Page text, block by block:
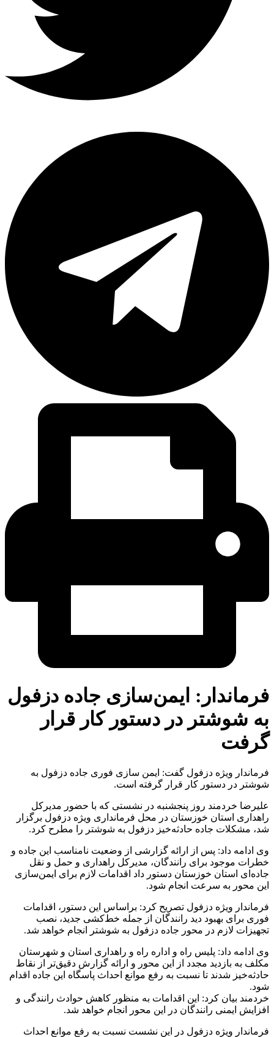
ایمن‌سازی جاده دزفول
شوشتر در دستور کار قرار
ویژه دزفول گفت: ایمن سازی فوری جاده دزفول به
در دستور کار قرار گرفته است.
خردمند روز پنجشنبه در نشستی که با حضور مدیرکل
استان خوزستان در محل فرمانداری ویژه دزفول برگزار
مشکلات جاده حادثه‌خیز دزفول به شوشتر را مطرح کرد.
ادامه داد: پس از ارائه گزارشی از وضعیت نامناسب این جاده و
موجود برای رانندگان، مدیرکل راهداری و حمل و نقل
استان خوزستان دستور داد اقدامات لازم برای ایمن‌سازی
محور به سرعت انجام شود.
ویژه دزفول تصریح کرد: براساس این دستور، اقدامات
برای بهبود دید رانندگان از جمله خط‌کشی جدید، نصب
لازم در محور جاده دزفول به شوشتر انجام خواهد شد.
ادامه داد: پلیس راه و اداره راه و راهداری استان و شهرستان
به بازدید مجدد از این محور و ارائه گزارش دقیق‌تر از نقاط
شدند تا نسبت به رفع موانع احداث پاسگاه این جاده اقدام
بیان کرد: این اقدامات به منظور کاهش حوادث رانندگی و
ایمنی رانندگان در این محور انجام خواهد شد.
ویژه دزفول در این نشست نسبت به رفع موانع احداث